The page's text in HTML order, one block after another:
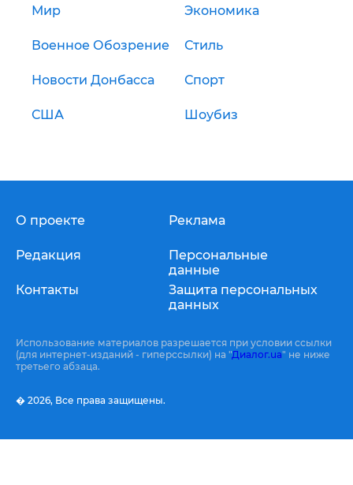
Мир Экономика
Военное Обозрение Стиль
Новости Донбасса Спорт
США Шоубиз
О проекте
Редакция
Контакты
Реклама
Персональные
данные
Защита персональных
данных
Использование материалов разрешается при условии ссылки
(для интернет-изданий - гиперссылки) на "Диалог.ua" не ниже
третьего абзаца.
� 2026, Все права защищены.